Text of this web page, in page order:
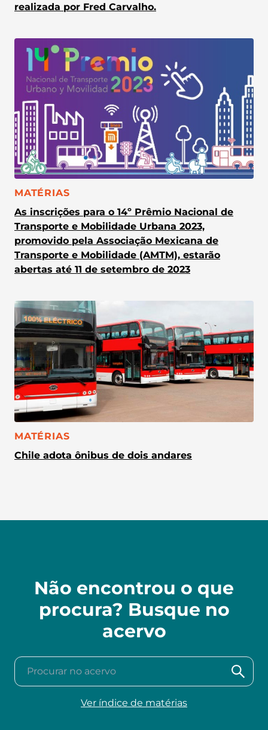
realizada por Fred Carvalho.
CATEGORIA:
MATÉRIAS
As inscrições para o 14º Prêmio Nacional de
Transporte e Mobilidade Urbana 2023,
promovido pela Associação Mexicana de
Transporte e Mobilidade (AMTM), estarão
abertas até 11 de setembro de 2023
CATEGORIA:
MATÉRIAS
Chile adota ônibus de dois andares
Não encontrou o que
procura? Busque no
acervo
Procurar no acervo
Ver índice de matérias